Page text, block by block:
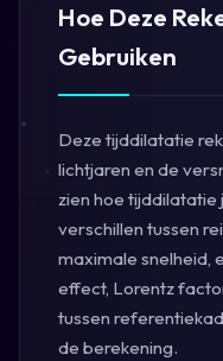
Hoe Deze
Gebruiken
Deze tijddilatatie
lichtjaren en de
zien hoe
verschillen tussen
maximale snelheid,
effect, Lorentz
tussen
de berekening.